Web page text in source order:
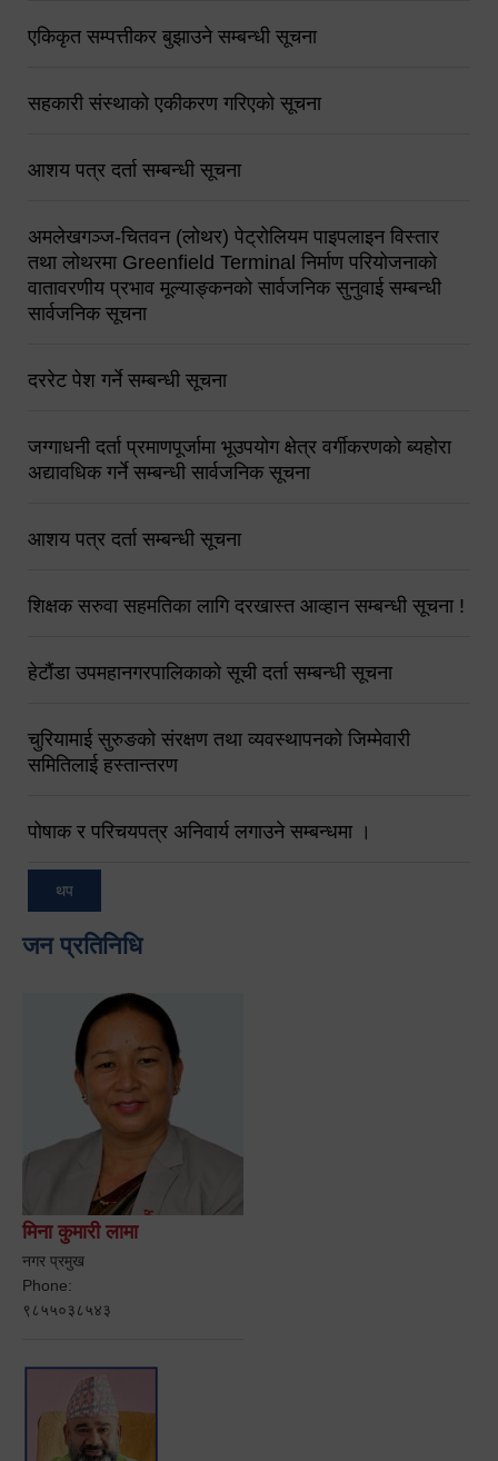
एकिकृत सम्पत्तीकर बुझाउने सम्बन्धी सूचना
सहकारी संस्थाको एकीकरण गरिएको सूचना
आशय पत्र दर्ता सम्बन्धी सूचना
अमलेखगञ्ज-चितवन (लोथर) पेट्रोलियम पाइपलाइन विस्तार
तथा लोथरमा Greenfield Terminal निर्माण परियोजनाको
वातावरणीय प्रभाव मूल्याङ्कनको सार्वजनिक सुनुवाई सम्बन्धी
सार्वजनिक सूचना
दररेट पेश गर्ने सम्बन्धी सूचना
जग्गाधनी दर्ता प्रमाणपूर्जामा भूउपयोग क्षेत्र वर्गीकरणको ब्यहोरा
अद्यावधिक गर्ने सम्बन्धी सार्वजनिक सूचना
आशय पत्र दर्ता सम्बन्धी सूचना
शिक्षक सरुवा सहमतिका लागि दरखास्त आव्हान सम्बन्धी सूचना !
हेटौंडा उपमहानगरपालिकाको सूची दर्ता सम्बन्धी सूचना
चुरियामाई सुरुङको संरक्षण तथा व्यवस्थापनको जिम्मेवारी
समितिलाई हस्तान्तरण
पोषाक र परिचयपत्र अनिवार्य लगाउने सम्बन्धमा ।
थप
जन प्रतिनिधि
मिना कुमारी लामा
नगर प्रमुख
Phone:
९८५५०३८५४३